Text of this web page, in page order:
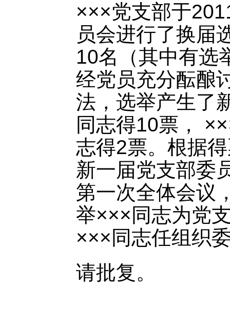
×××党支部于
员会进行了换届
10名（其中有选
经党员充分酝酿
法，选举产生了
同志得10票，
志得2票。根据
新一届党支部委
第一次全体会议
举×××同志为党
×××同志任组织
请批复。